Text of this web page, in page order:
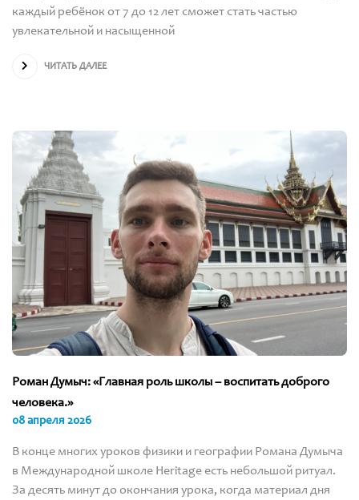
каждый ребёнок от 7 до 12 лет сможет стать частью
увлекательной и насыщенной
ЧИТАТЬ ДАЛЕЕ
Роман Думыч: «Главная роль школы – воспитать доброго
человека.»
08 апреля 2026
В конце многих уроков физики и географии Романа Думыча
в Международной школе Heritage есть небольшой ритуал.
За десять минут до окончания урока, когда материал дня